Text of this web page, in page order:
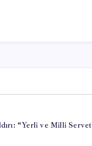
“Yerli ve Milli